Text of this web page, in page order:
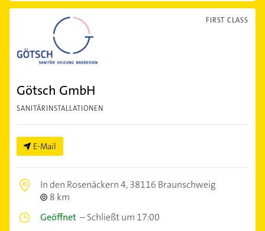
FIRST CLASS
Götsch GmbH
SANITÄRINSTALLATIONEN
E-Mail
In den Rosenäckern 4,38116 Braunschweig
8 km
Geöffnet –Schließt um 17:00